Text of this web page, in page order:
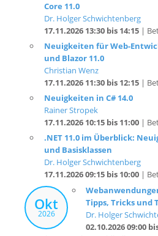
17.11.2026 13:30 bis 14:15
Neuigkeiten für Web-
und Blazor 11.0
Christian Wenz
17.11.2026 11:30 bis 12:15
Neuigkeiten in C# 14.0
Rainer Stropek
17.11.2026 10:15 bis 11:00
.NET 11.0 im Überblick:
und Basisklassen
Dr. Holger Schwichtenberg
17.11.2026 09:15 bis 10:00
Okt
2026
Tipps, Tricks und
Dr. Holger
02.10.2026 09:00
| Mainz, Rheingoldhalle
Effizienter Entwickeln mit